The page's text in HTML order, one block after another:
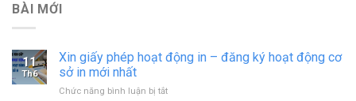
BÀI MỚI
11
Th6
Xin giấy phép hoạt động in – đăng ký hoạt động cơ
sở in mới nhất
Chức năng bình luận bị tắtở